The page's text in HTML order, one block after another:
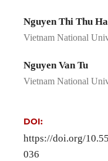
Nguyen Thi Thu
Vietnam National
Nguyen Van Tu
Vietnam National
DOI:
https://doi.org/
036